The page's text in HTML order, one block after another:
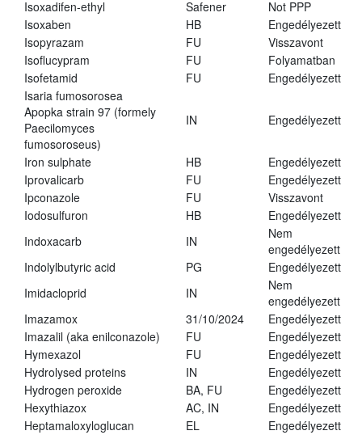
Isoxadifen-ethyl
Safener
Not PPP
Isoxaben
HB
Engedélyezett
Isopyrazam
FU
Visszavont
Isoflucypram
FU
Folyamatban
Isofetamid
FU
Engedélyezett
Isaria fumosorosea
Apopka strain 97 (formely
Paecilomyces
fumosoroseus)
IN Engedélyezett
Iron sulphate HB
Engedélyezett
Iprovalicarb
FU
Engedélyezett
Ipconazole
FU
Visszavont
Iodosulfuron
HB
Engedélyezett
Indoxacarb
IN
Nem
engedélyezett
Indolylbutyric acid
PG
Engedélyezett
Imidacloprid
IN
Nem
engedélyezett
Imazamox
31/10/2024
Engedélyezett
Imazalil (aka enilconazole)
FU
Engedélyezett
Hymexazol
FU
Engedélyezett
Hydrolysed proteins
IN
Engedélyezett
Hydrogen peroxide
BA, FU
Engedélyezett
Hexythiazox
AC, IN
Engedélyezett
Heptamaloxyloglucan
EL
Engedélyezett